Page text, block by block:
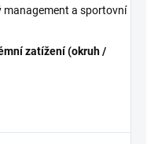
management a sportovní
zatížení (okruh /